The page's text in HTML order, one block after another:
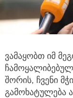
ვამაყობთ იმ
შორის, ჩვენი
გამოხატულება